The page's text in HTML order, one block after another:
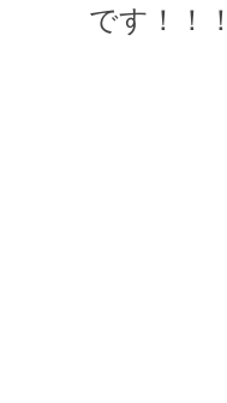
です！！！